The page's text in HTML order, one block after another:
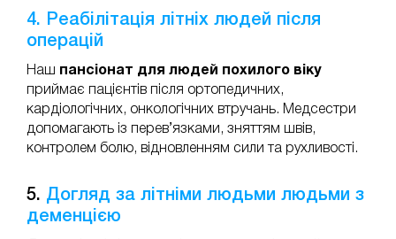
4. Реабілітація літніх людей після
операцій
Наш
пансіонат для людей похилого віку
приймає пацієнтів після ортопедичних,
кардіологічних, онкологічних втручань. Медсестри
допомагають із перев’язками, зняттям швів,
контролем болю, відновленням сили та рухливості.
5. Догляд за літніми людьми людьми з
деменцією